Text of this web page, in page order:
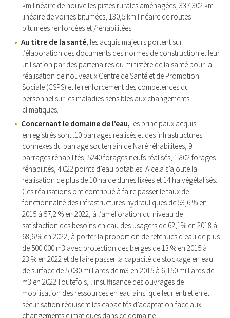
km linéaire de nouvelles pistes rurales aménagées, 337,302 km
linéaire de voiries bitumées, 130,5 km linéaire de routes
bitumées renforcées et /réhabilitées.
Au titre de la santé, les acquis majeurs portent sur
l’élaboration des documents des normes de construction et leur
utilisation par des partenaires du ministère de la santé pour la
réalisation de nouveaux Centre de Santé et de Promotion
Sociale (CSPS) et le renforcement des compétences du
personnel sur les maladies sensibles aux changements
climatiques.
Concernant le domaine de l’eau, les principaux acquis
enregistrés sont :10 barrages réalisés et des infrastructures
connexes du barrage souterrain de Naré réhabilitées, 9
barrages réhabilités, 5240 forages neufs réalisés, 1 802 forages
réhabilités, 4 022 points d’eau potables. A cela s’ajoute la
réalisation de plus de 10 ha de dunes fixées et 14 ha végétalisés.
Ces réalisations ont contribué à faire passer le taux de
fonctionnalité des infrastructures hydrauliques de 53,6 % en
2015 à 57,2 % en 2022, à l’amélioration du niveau de
satisfaction des besoins en eau des usagers de 62,1% en 2018 à
68,6 % en 2022, à porter la proportion de retenues d’eau de plus
de 500 000 m3 avec protection des berges de 13 % en 2015 à
23 % en 2022 et de faire passer la capacité de stockage en eau
de surface de 5,030 milliards de m3 en 2015 à 6,150 milliards de
m3 en 2022.Toutefois, l’insuffisance des ouvrages de
mobilisation des ressources en eau ainsi que leur entretien et
sécurisation réduisent les capacités d’adaptation face aux
changements climatiques dans ce domaine.